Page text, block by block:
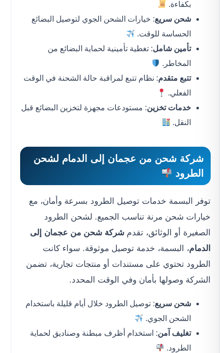
بكفاءة.
شحن سريع: خيارات الشحن الجوي لتوصيل البضائع
الحساسة للوقت.
تأمين شامل: تغطية تأمينية لحماية البضائع من
المخاطر.
تتبع متقدم: نظام تتبع لمراقبة حالة الشحنة في الوقت
الفعلي.
خدمات تخزين: مستودعات مجهزة لتخزين البضائع قبل
النقل.
شركة شحن من عجمان إلى الدمام لشحن
الطرود
توفر البسمة خدمات توصيل الطرود بسرعة وأمان، مع
خيارات شحن مرنة تناسب الجميع. لشحن الطرود
الصغيرة أو الوثائق، تقدم شركة شحن من عجمان إلى
الدمام، البسمة، خدمة توصيل موثوقة. سواء كانت
الطرود تحتوي على مستندات أو منتجات تجارية، تضمن
الشركة وصولها بأمان وفي الوقت المحدد.
شحن سريع: توصيل الطرود خلال أيام قليلة باستخدام
الشحن الجوي.
تغليف آمن: استخدام أظرف مبطنة وصناديق لحماية
الطرود.